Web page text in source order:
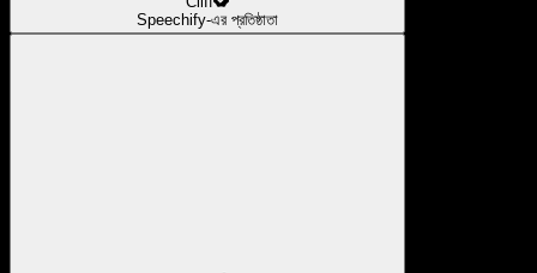
Speechify-এর প্রতিষ্ঠাতা